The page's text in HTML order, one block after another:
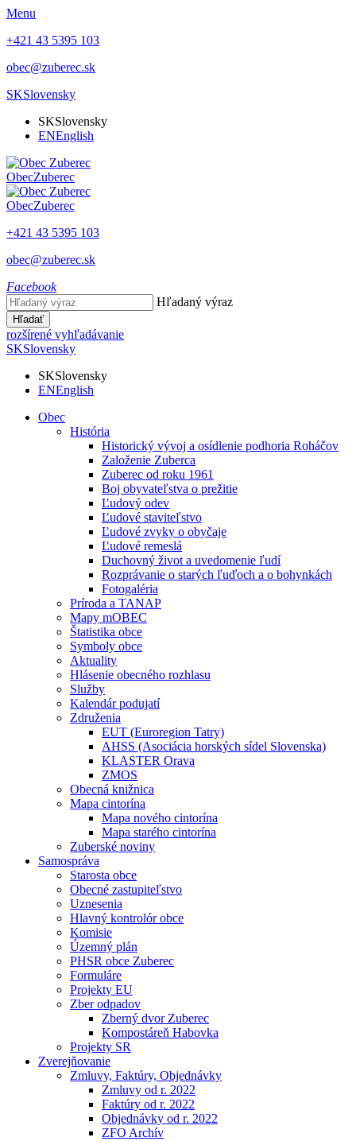
Menu
+421 43 5395 103
obec@zuberec.sk
SKSlovensky
SKSlovensky
ENEnglish
ObecZuberec
ObecZuberec
+421 43 5395 103
obec@zuberec.sk
Facebook
Hľadaný výraz
Hľadať
rozšírené vyhľadávanie
SKSlovensky
SKSlovensky
ENEnglish
Obec
História
Historický vývoj a osídlenie podhoria Roháčov
Založenie Zuberca
Zuberec od roku 1961
Boj obyvateľstva o prežitie
Ľudový odev
Ľudové staviteľstvo
Ľudové zvyky o obyčaje
Ľudové remeslá
Duchovný život a uvedomenie ľudí
Rozprávanie o starých ľuďoch a o bohynkách
Fotogaléria
Príroda a TANAP
Mapy mOBEC
Štatistika obce
Symboly obce
Aktuality
Hlásenie obecného rozhlasu
Služby
Kalendár podujatí
Združenia
EUT (Euroregion Tatry)
AHSS (Asociácia horských sídel Slovenska)
KLASTER Orava
ZMOS
Obecná knižnica
Mapa cintorína
Mapa nového cintorína
Mapa starého cintorína
Zuberské noviny
Samospráva
Starosta obce
Obecné zastupiteľstvo
Uznesenia
Hlavný kontrolór obce
Komisie
Územný plán
PHSR obce Zuberec
Formuláre
Projekty EU
Zber odpadov
Zberný dvor Zuberec
Kompostáreň Habovka
Projekty SR
Zverejňovanie
Zmluvy, Faktúry, Objednávky
Zmluvy od r. 2022
Faktúry od r. 2022
Objednávky od r. 2022
ZFO Archív